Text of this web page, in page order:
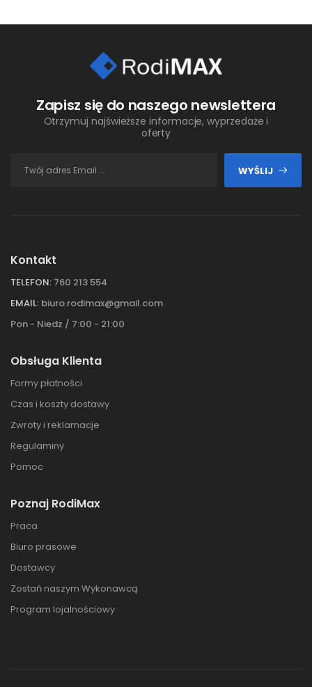
Zapisz się do naszego newslettera
Otrzymuj najświeższe informacje, wyprzedaże i
oferty
WYŚLIJ
Kontakt
TELEFON: 760 213 554
EMAIL: biuro.rodimax@gmail.com
Pon - Niedz / 7:00 - 21:00
Obsługa Klienta
Formy płatności
Czas i koszty dostawy
Zwroty i reklamacje
Regulaminy
Pomoc
Poznaj RodiMax
Praca
Biuro prasowe
Dostawcy
Zostań naszym Wykonawcą
Program lojalnościowy